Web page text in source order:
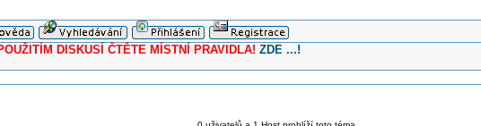
DISKUSÍ ČTĚTE MÍSTNÍ PRAVIDLA! ZDE ...!